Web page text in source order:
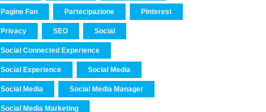
Pagine Fan Partecipazione Pinterest
Privacy SEO Social
Social Connected Experience
Social Experience Social Media
Social Media Social Media Manager
Social Media Marketing